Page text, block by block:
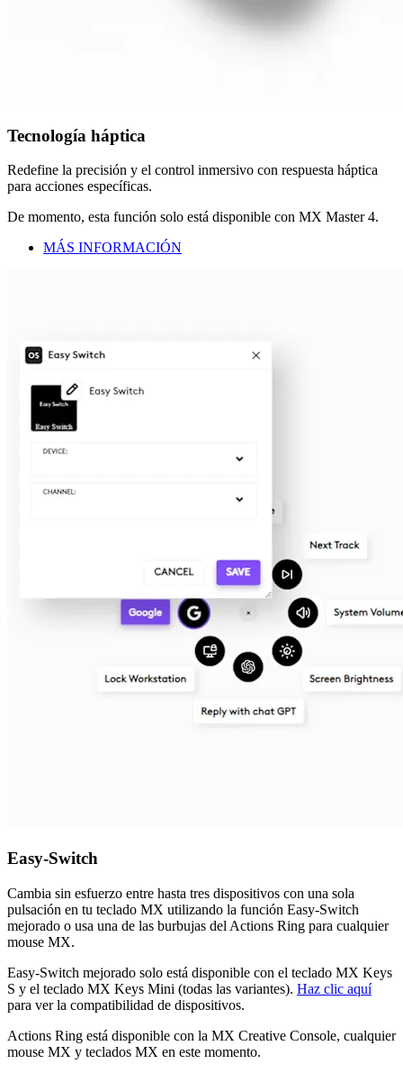
Tecnología háptica
Redefine la precisión y el control inmersivo con respuesta háptica
para acciones específicas.
De momento, esta función solo está disponible con MX Master 4.
MÁS INFORMACIÓN
Easy-Switch
Cambia sin esfuerzo entre hasta tres dispositivos con una sola
pulsación en tu teclado MX utilizando la función Easy-Switch
mejorado o usa una de las burbujas del Actions Ring para cualquier
mouse MX.
Easy-Switch mejorado solo está disponible con el teclado MX Keys
S y el teclado MX Keys Mini (todas las variantes). Haz clic aquí
para ver la compatibilidad de dispositivos.
Actions Ring está disponible con la MX Creative Console, cualquier
mouse MX y teclados MX en este momento.